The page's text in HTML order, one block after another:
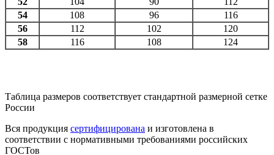
54
108 96
116
56
112 102
120
58
116 108 124
Таблица размеров соответствует стандартной размерной сетке
России
Вся продукция сертифицирована и изготовлена в
соответствии с нормативными требованиями российских
ГОСТов